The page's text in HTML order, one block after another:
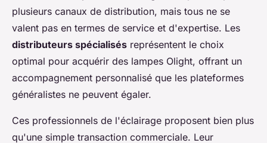
plusieurs canaux de distribution, mais tous ne se
valent pas en termes de service et d'expertise. Les
distributeurs spécialisés représentent le choix
optimal pour acquérir des lampes Olight, offrant un
accompagnement personnalisé que les plateformes
généralistes ne peuvent égaler.
Ces professionnels de l'éclairage proposent bien plus
qu'une simple transaction commerciale. Leur